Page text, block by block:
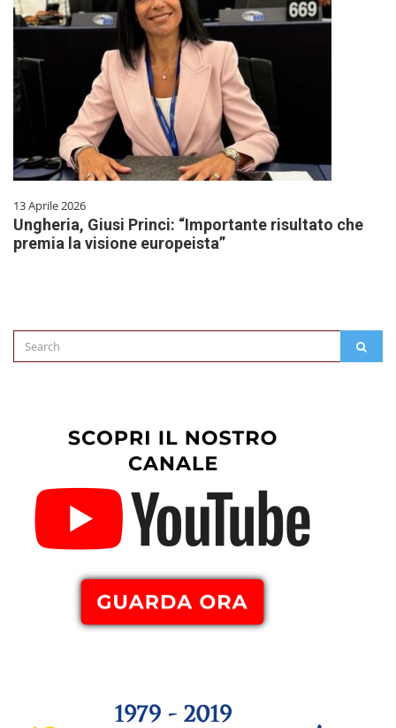
13 Aprile 2026
Ungheria, Giusi Princi: “Importante risultato che
premia la visione europeista”
Search
for: